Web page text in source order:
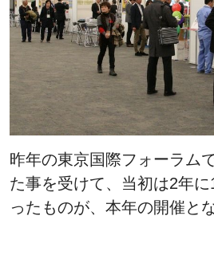
昨年の東京国際フォーラム
た事を受けて、当初は2年
ったものが、本年の開催と